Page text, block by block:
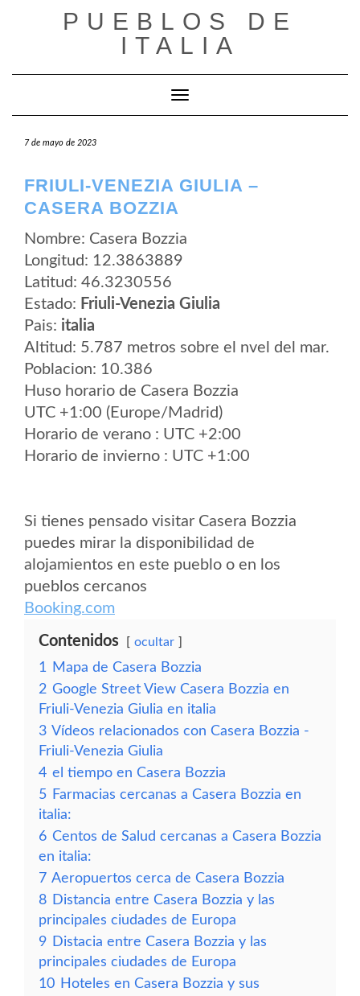
PUEBLOS DE
ITALIA
Cambiar modo de navegación
7 de mayo de 2023
FRIULI-VENEZIA GIULIA –
CASERA BOZZIA
Nombre: Casera Bozzia
Longitud: 12.3863889
Latitud: 46.3230556
Estado: Friuli-Venezia Giulia
Pais: italia
Altitud: 5.787 metros sobre el nvel del mar.
Poblacion: 10.386
Huso horario de Casera Bozzia
UTC +1:00 (Europe/Madrid)
Horario de verano : UTC +2:00
Horario de invierno : UTC +1:00
Si tienes pensado visitar Casera Bozzia
puedes mirar la disponibilidad de
alojamientos en este pueblo o en los
pueblos cercanos
Booking.com
Contenidos ocultar
1
Mapa de Casera Bozzia
2 Google Street View Casera Bozzia en
Friuli-Venezia Giulia en italia
3 Vídeos relacionados con Casera Bozzia -
Friuli-Venezia Giulia
4 el tiempo en Casera Bozzia
5 Farmacias cercanas a Casera Bozzia en
italia:
6 Centos de Salud cercanas a Casera Bozzia
en italia:
7 Aeropuertos cerca de Casera Bozzia
8 Distancia entre Casera Bozzia y las
principales ciudades de Europa
9 Distacia entre Casera Bozzia y las
principales ciudades de Europa
10 Hoteles en Casera Bozzia y sus